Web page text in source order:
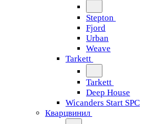
Stepton
Fjord
Urban
Weave
Tarkett
Tarkett
Deep House
Wicanders Start SPC
Кварцвинил